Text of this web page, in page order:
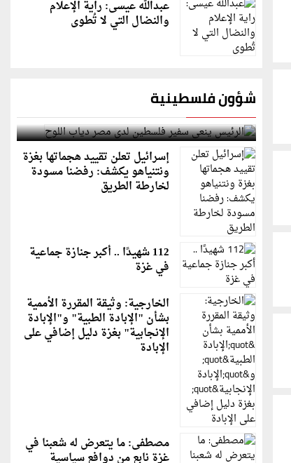
عبدالله عيسى: راية الإعلام
والنضال التي لا تُطوى
شؤون فلسطينية
الرئيس ينعى سفير فلسطين لدى مصر دياب اللوح
إسرائيل تعلن تقييد هجماتها بغزة
ونتنياهو يكشف: رفضنا مسودة
لخارطة الطريق
112 شهيدًا .. أكبر جنازة جماعية
في غزة
الخارجية: وثيقة المقررة الأممية
بشأن "الإبادة الطبية" و"الإبادة
الإنجابية" بغزة دليل إضافي على
الإبادة
مصطفى: ما يتعرض له شعبنا في
غزة نابع من دوافع سياسية